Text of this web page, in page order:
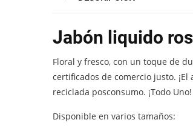
Jabón liquido
Floral y fresco, con un toque de
certificados de comercio justo.
reciclada posconsumo. ¡Todo Uno!
Disponible en varios tamaños: